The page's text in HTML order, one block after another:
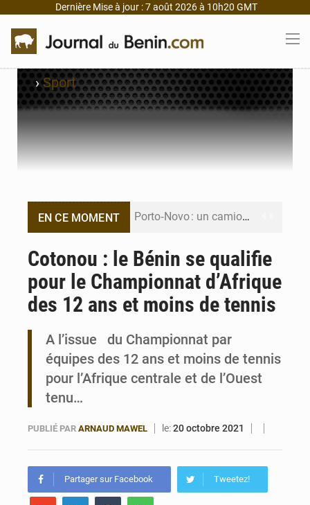
Dernière Mise à jour : 7 août 2026 à 10h20 GMT
›Sport
EN CE MOMENT Porto‑Novo : un camion de produits pétroliers embrase Avakpa
Patrice Talon prend la tête du premier bureau du Sénat du Bénin
Bénin : Djogbénou inspecte le chantier du siège de l’Assemblée
Bénin et Canada scellent un partenariat inédit
Cotonou : le Bénin se qualifie
pour le Championnat d’Afrique
des 12 ans et moins de tennis
A l’issue du Championnat par
équipes des 12 ans et moins de tennis
pour l’Afrique centrale et de l’Ouest
tenu…
PUBLIÉ PAR ARNAUD MAWEL le:20 octobre 2021
Partager sur Facebook Tweetez!